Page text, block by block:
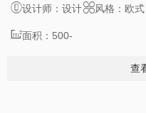
设计师：设计
总监
风格：欧式
面积：500-
查